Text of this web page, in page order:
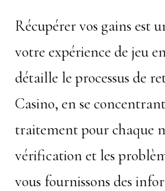
Récupérer vos gains est
votre expérience de jeu
détaille le processus de
Casino, en se
traitement pour chaque
vérification et les
vous fournissons des